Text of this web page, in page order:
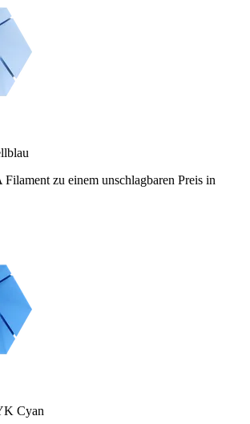
zu einem unschlagbaren Preis in
Cyan